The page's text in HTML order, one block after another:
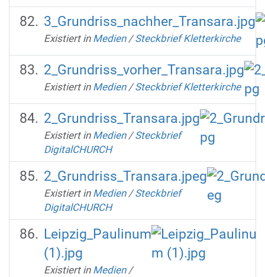
3_Grundriss_nachher_Transara.jpg
Existiert in Medien /Steckbrief Kletterkirche
2_Grundriss_vorher_Transara.jpg
Existiert in Medien /Steckbrief Kletterkirche
2_Grundriss_Transara.jpg
Existiert in Medien /Steckbrief
DigitalCHURCH
2_Grundriss_Transara.jpeg
Existiert in Medien /Steckbrief
DigitalCHURCH
Leipzig_Paulinum
(1).jpg
Existiert in Medien /